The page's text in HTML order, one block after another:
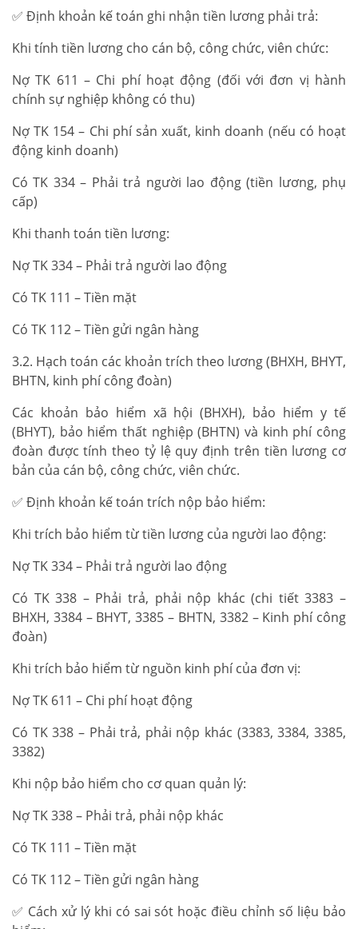
✅ Định khoản kế toán ghi nhận tiền lương phải trả:
Khi tính tiền lương cho cán bộ, công chức, viên chức:
Nợ TK 611 – Chi phí hoạt động (đối với đơn vị hành
chính sự nghiệp không có thu)
Nợ TK 154 – Chi phí sản xuất, kinh doanh (nếu có hoạt
động kinh doanh)
Có TK 334 – Phải trả người lao động (tiền lương, phụ
cấp)
Khi thanh toán tiền lương:
Nợ TK 334 – Phải trả người lao động
Có TK 111 – Tiền mặt
Có TK 112 – Tiền gửi ngân hàng
3.2. Hạch toán các khoản trích theo lương (BHXH, BHYT,
BHTN, kinh phí công đoàn)
Các khoản bảo hiểm xã hội (BHXH), bảo hiểm y tế
(BHYT), bảo hiểm thất nghiệp (BHTN) và kinh phí công
đoàn được tính theo tỷ lệ quy định trên tiền lương cơ
bản của cán bộ, công chức, viên chức.
✅ Định khoản kế toán trích nộp bảo hiểm:
Khi trích bảo hiểm từ tiền lương của người lao động:
Nợ TK 334 – Phải trả người lao động
Có TK 338 – Phải trả, phải nộp khác (chi tiết 3383 –
BHXH, 3384 – BHYT, 3385 – BHTN, 3382 – Kinh phí công
đoàn)
Khi trích bảo hiểm từ nguồn kinh phí của đơn vị:
Nợ TK 611 – Chi phí hoạt động
Có TK 338 – Phải trả, phải nộp khác (3383, 3384, 3385,
3382)
Khi nộp bảo hiểm cho cơ quan quản lý:
Nợ TK 338 – Phải trả, phải nộp khác
Có TK 111 – Tiền mặt
Có TK 112 – Tiền gửi ngân hàng
✅ Cách xử lý khi có sai sót hoặc điều chỉnh số liệu bảo